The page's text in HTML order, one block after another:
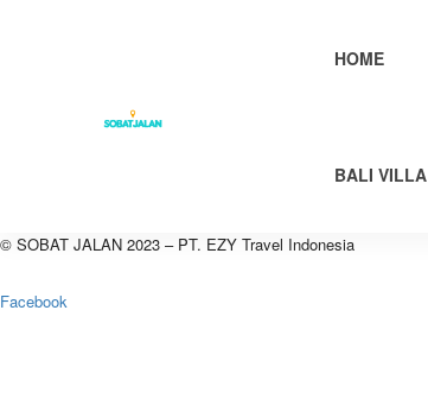
HOME
BALI VILLA
© SOBAT JALAN 2023 – PT. EZY Travel Indonesia
Facebook